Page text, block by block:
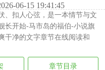
06-15 19:41:45
、扣人心弦，是一本情节与文
长开始-马市岛的福伯-小说旗
干净的文字章节在线阅读和
章节目录